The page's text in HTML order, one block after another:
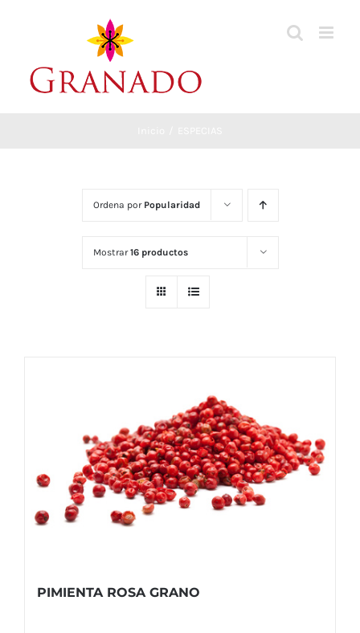
Ordena por Popularidad
Mostrar16 productos
PIMIENTA ROSA GRANO